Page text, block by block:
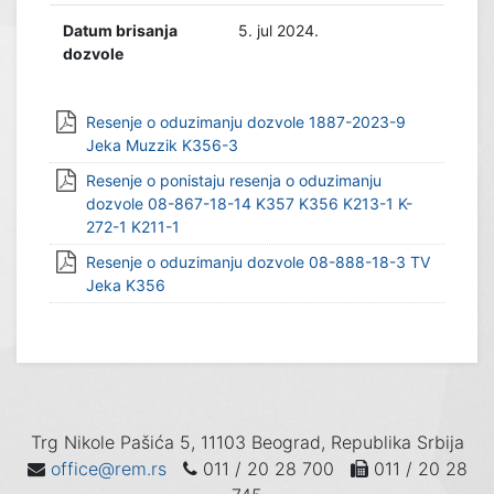
Datum brisanja
dozvole
5. jul 2024.
Resenje o oduzimanju dozvole 1887-2023-9
Jeka Muzzik K356-3
Resenje o ponistaju resenja o oduzimanju
dozvole 08-867-18-14 K357 K356 K213-1 K-
272-1 K211-1
Resenje o oduzimanju dozvole 08-888-18-3 TV
Jeka K356
Trg Nikole Pašića 5, 11103 Beograd, Republika Srbija
office@rem.rs
011 / 20 28 700
011 / 20 28